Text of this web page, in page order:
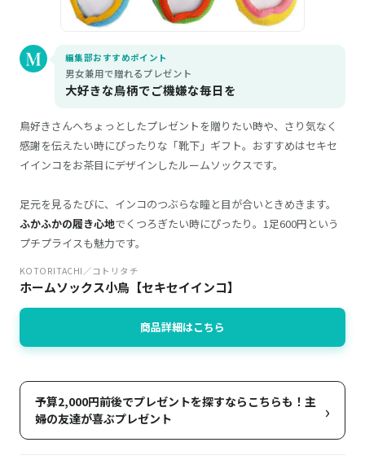
編集部おすすめポイント
男女兼用で贈れるプレゼント
大好きな鳥柄でご機嫌な毎日を
鳥好きさんへちょっとしたプレゼントを贈りたい時や、さり気なく
感謝を伝えたい時にぴったりな「靴下」ギフト。おすすめはセキセ
イインコをお茶目にデザインしたルームソックスです。
足元を見るたびに、インコのつぶらな瞳と目が合いときめきます。
ふかふかの履き心地でくつろぎたい時にぴったり。1足600円という
プチプライスも魅力です。
KOTORITACHI／コトリタチ
ホームソックス小鳥【セキセイインコ】
商品詳細はこちら
予算2,000円前後でプレゼントを探すならこちらも！主
婦の友達が喜ぶプレゼント
›